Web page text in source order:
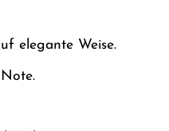
elegante Weise.